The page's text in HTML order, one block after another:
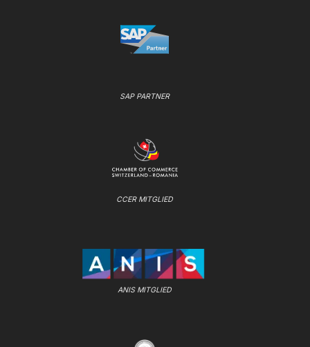
SAP PARTNER
CCER MITGLIED
ANIS MITGLIED